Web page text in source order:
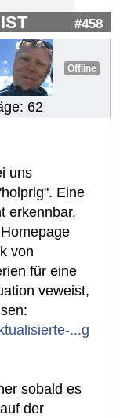
#458
Offline
62
uns
Eine
erkennbar.
von
für eine
veweist,
...g
sobald es
der